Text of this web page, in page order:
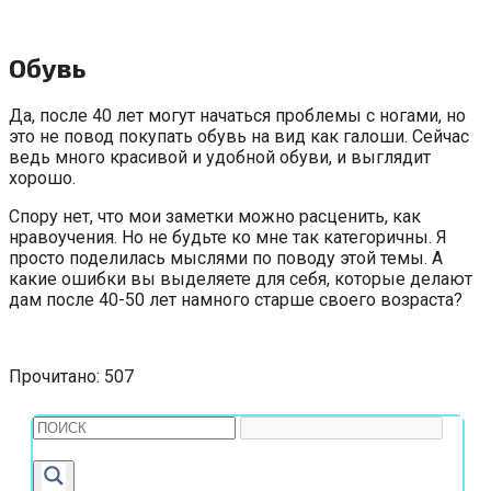
Обувь
Да, после 40 лет могут начаться проблемы с ногами, но
это не повод покупать обувь на вид как галоши. Сейчас
ведь много красивой и удобной обуви, и выглядит
хорошо.
Спору нет, что мои заметки можно расценить, как
нравоучения. Но не будьте ко мне так категоричны. Я
просто поделилась мыслями по поводу этой темы. А
какие ошибки вы выделяете для себя, которые делают
дам после 40-50 лет намного старше своего возраста?
Прочитано: 507